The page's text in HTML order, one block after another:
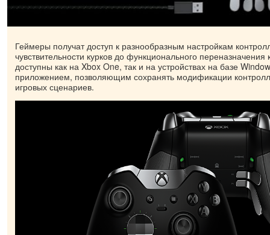
Геймеры получат доступ к разнообразным настройкам
чувствительности курков до функционального переназначения
доступны как на Xbox One, так и на устройствах на базе
приложением, позволяющим сохранять модификации
игровых сценариев.